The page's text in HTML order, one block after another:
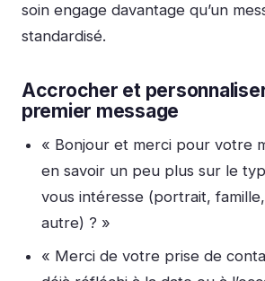
soin engage davantage qu’un
standardisé.
Accrocher et
premier message
« Bonjour et merci pour votre
en savoir un peu plus sur le
vous intéresse (portrait,
autre) ? »
« Merci de votre prise de